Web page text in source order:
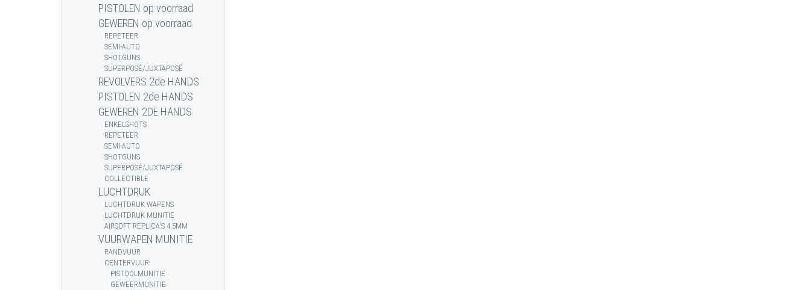
PISTOLEN op voorraad
GEWEREN op voorraad
REPETEER
SEMI-AUTO
SHOTGUNS
SUPERPOSÉ/JUXTAPOSÉ
REVOLVERS 2de HANDS
PISTOLEN 2de HANDS
GEWEREN 2DE HANDS
ENKELSHOTS
REPETEER
SEMI-AUTO
SHOTGUNS
SUPERPOSÉ/JUXTAPOSÉ
COLLECTIBLE
LUCHTDRUK
LUCHTDRUK WAPENS
LUCHTDRUK MUNITIE
AIRSOFT REPLICA'S 4.5MM
VUURWAPEN MUNITIE
RANDVUUR
CENTERVUUR
PISTOOLMUNITIE
GEWEERMUNITIE